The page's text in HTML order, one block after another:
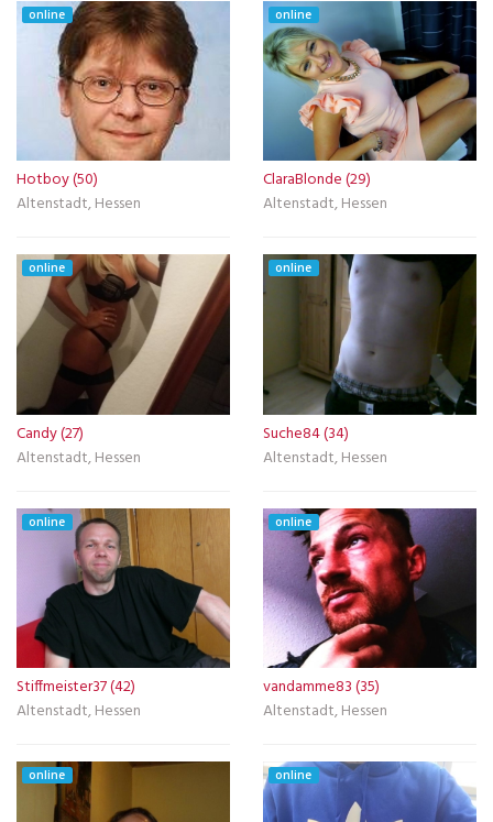
online
Hotboy (50)
Altenstadt, Hessen
online
ClaraBlonde (29)
Altenstadt, Hessen
online
Candy (27)
Altenstadt, Hessen
online
Suche84 (34)
Altenstadt, Hessen
online
Stiffmeister37 (42)
Altenstadt, Hessen
online
vandamme83 (35)
Altenstadt, Hessen
online online